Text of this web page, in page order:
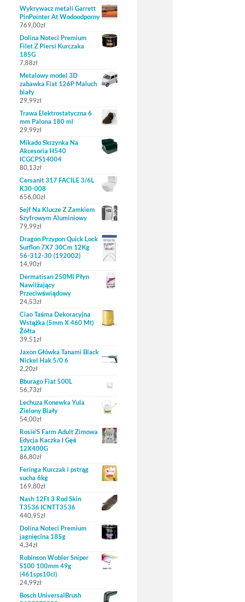
Wykrywacz metali Garrett
PinPointer At Wodoodporny
769,00zł
Dolina Noteci Premium
Filet Z Piersi Kurczaka
185G
7,88zł
Metalowy model 3D
zabawka Fiat 126P Maluch
biały
29,99zł
Trawa Elektrostatyczna 6
mm Palona 180 ml
29,99zł
Mikado Skrzynka Na
Akcesoria H540
ICGCPS14004
80,13zł
Cersanit 317 FACILE 3/6L
K30-008
656,00zł
Sejf Na Klucze Z Zamkiem
Szyfrowym Aluminiowy
79,99zł
Dragon Przypon Quick Lock
Surflon 7X7 30Cm 12Kg
56-312-30 (192002)
14,90zł
Dermatisan 250Ml Płyn
Nawilżający
Przeciwświądowy
24,53zł
Ciao Taśma Dekoracyjna
Wstążka (5mm X 460 Mt)
Żółta
39,51zł
Jaxon Główka Tanami Black
Nickel Hak 5/0 6
2,20zł
Bburago Fiat 500L
56,73zł
Lechuza Konewka Yula
Zielony Biały
54,00zł
Rosie'S Farm Adult Zimowa
Edycja Kaczka I Gęś
12X400G
86,80zł
Feringa Kurczak i pstrąg
sucha 6kg
169,80zł
Nash 12Ft 3 Rod Skin
T3536 ICNTT3536
440,95zł
Dolina Noteci Premium
jagnięcina 185g
4,34zł
Robinson Wobler Sniper
S100 100mm 49g
(461sps10cl)
24,99zł
Bosch UniversalBrush